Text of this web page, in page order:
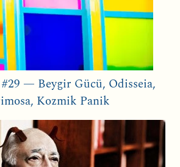
— Beygir Gücü, Odisseia,
Kozmik Panik